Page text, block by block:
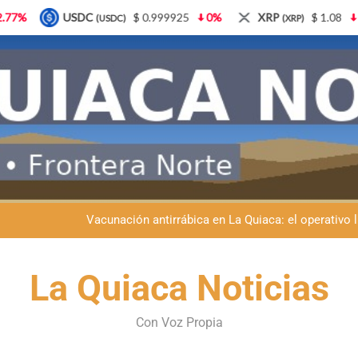
del Abuelo en La Quiaca: música, baile y un encuentro
Fiestas patronales en La Quiaca: la Banda Municipal
Vacunación antirrábica en La Quiaca: el operativo
Fiestas patronales en La Quiaca: la Banda Municipal
La Quiaca Noticias
Con Voz Propia
0.999925 0% XRP(XRP) $ 1.08 3.87% Solana (SOL)